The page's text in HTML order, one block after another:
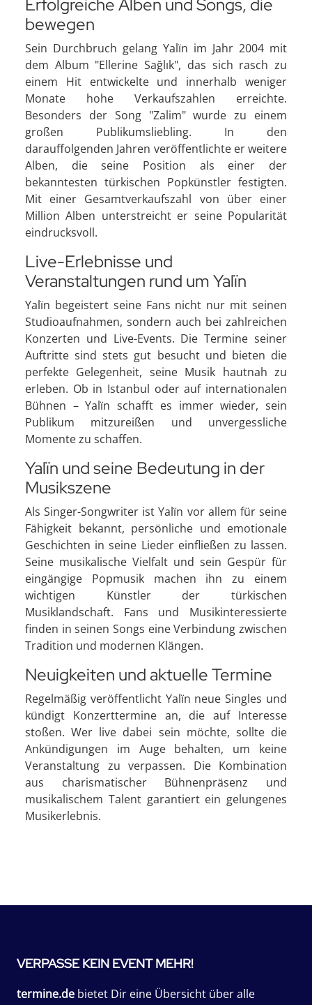
Erfolgreiche Alben und Songs, die
bewegen
Sein Durchbruch gelang Yalïn im Jahr 2004 mit
dem Album "Ellerine Sağlık", das sich rasch zu
einem Hit entwickelte und innerhalb weniger
Monate hohe Verkaufszahlen erreichte.
Besonders der Song "Zalim" wurde zu einem
großen Publikumsliebling. In den
darauffolgenden Jahren veröffentlichte er weitere
Alben, die seine Position als einer der
bekanntesten türkischen Popkünstler festigten.
Mit einer Gesamtverkaufszahl von über einer
Million Alben unterstreicht er seine Popularität
eindrucksvoll.
Live-Erlebnisse und
Veranstaltungen rund um Yalïn
Yalïn begeistert seine Fans nicht nur mit seinen
Studioaufnahmen, sondern auch bei zahlreichen
Konzerten und Live-Events. Die Termine seiner
Auftritte sind stets gut besucht und bieten die
perfekte Gelegenheit, seine Musik hautnah zu
erleben. Ob in Istanbul oder auf internationalen
Bühnen – Yalïn schafft es immer wieder, sein
Publikum mitzureißen und unvergessliche
Momente zu schaffen.
Yalïn und seine Bedeutung in der
Musikszene
Als Singer-Songwriter ist Yalïn vor allem für seine
Fähigkeit bekannt, persönliche und emotionale
Geschichten in seine Lieder einfließen zu lassen.
Seine musikalische Vielfalt und sein Gespür für
eingängige Popmusik machen ihn zu einem
wichtigen Künstler der türkischen
Musiklandschaft. Fans und Musikinteressierte
finden in seinen Songs eine Verbindung zwischen
Tradition und modernen Klängen.
Neuigkeiten und aktuelle Termine
Regelmäßig veröffentlicht Yalïn neue Singles und
kündigt Konzerttermine an, die auf Interesse
stoßen. Wer live dabei sein möchte, sollte die
Ankündigungen im Auge behalten, um keine
Veranstaltung zu verpassen. Die Kombination
aus charismatischer Bühnenpräsenz und
musikalischem Talent garantiert ein gelungenes
Musikerlebnis.
VERPASSE KEIN EVENT MEHR!
termine.de bietet Dir eine Übersicht über alle